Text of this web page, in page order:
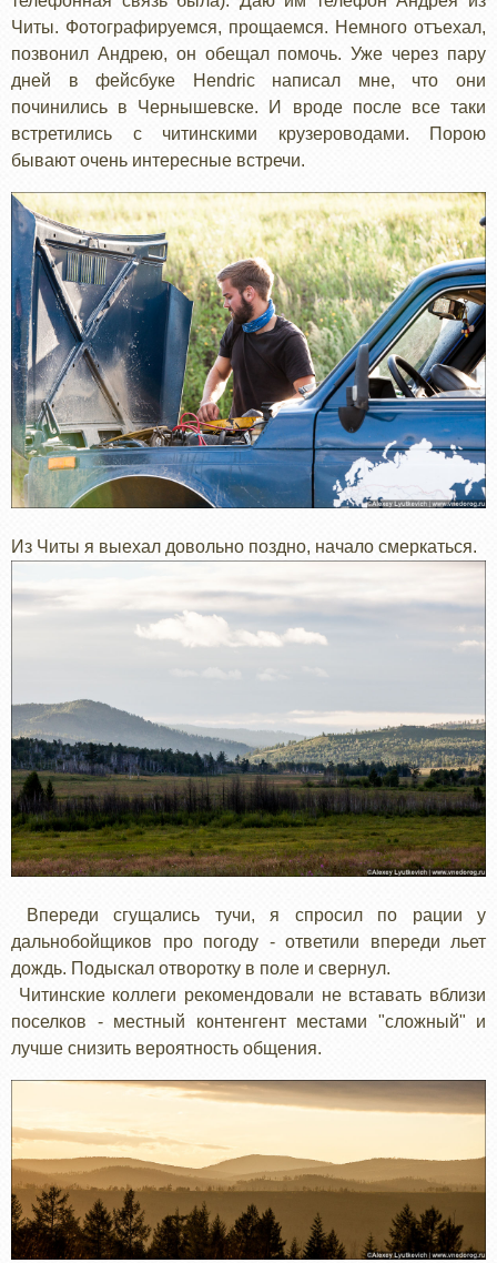
Читы. Фотографируемся, прощаемся. Немного отъехал,
позвонил Андрею, он обещал помочь. Уже через пару
дней в фейсбуке Hendric написал мне, что они
починились в Чернышевске. И вроде после все таки
встретились с читинскими крузероводами. Порою
бывают очень интересные встречи.
Из Читы я выехал довольно поздно, начало смеркаться.
Впереди сгущались тучи, я спросил по рации у
дальнобойщиков про погоду - ответили впереди льет
дождь. Подыскал отворотку в поле и свернул.
Читинские коллеги рекомендовали не вставать вблизи
поселков - местный контенгент местами "сложный" и
лучше снизить вероятность общения.